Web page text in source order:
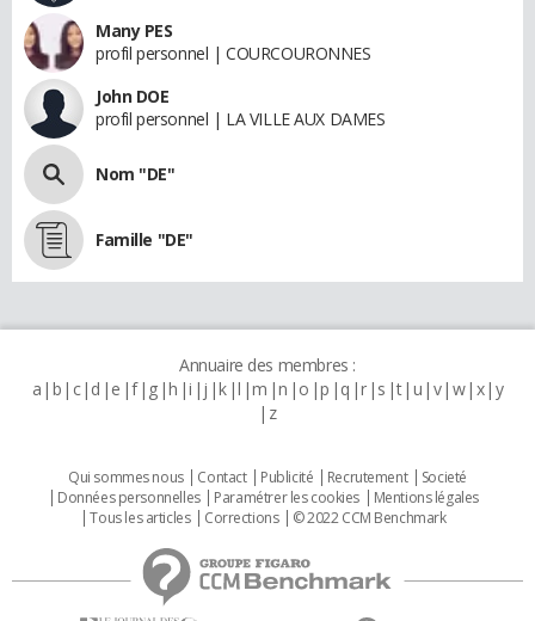
Many PES
profil personnel | COURCOURONNES
John DOE
profil personnel | LA VILLE AUX DAMES
Nom "DE"
Famille "DE"
Annuaire des membres :
a b c d e f g h i j k l m n o p q r s t u v w x y
z
Qui sommes nous Contact Publicité Recrutement
Societé
Données personnelles
Paramétrer les cookies
Mentions légales
Tous les articles
Corrections © 2022 CCM Benchmark